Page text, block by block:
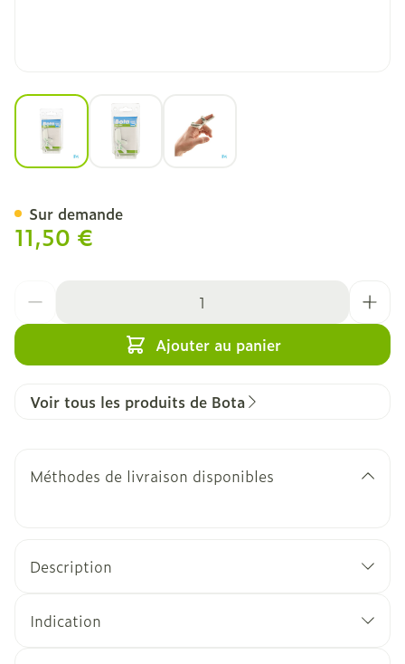
View larger imageView larger image
11,50 €
Ajouter au panier
Sur demande
Voir tous les produits de Bota
Méthodes de livraison disponibles
Description
Indication